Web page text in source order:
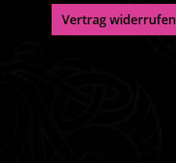
Vertrag widerrufen